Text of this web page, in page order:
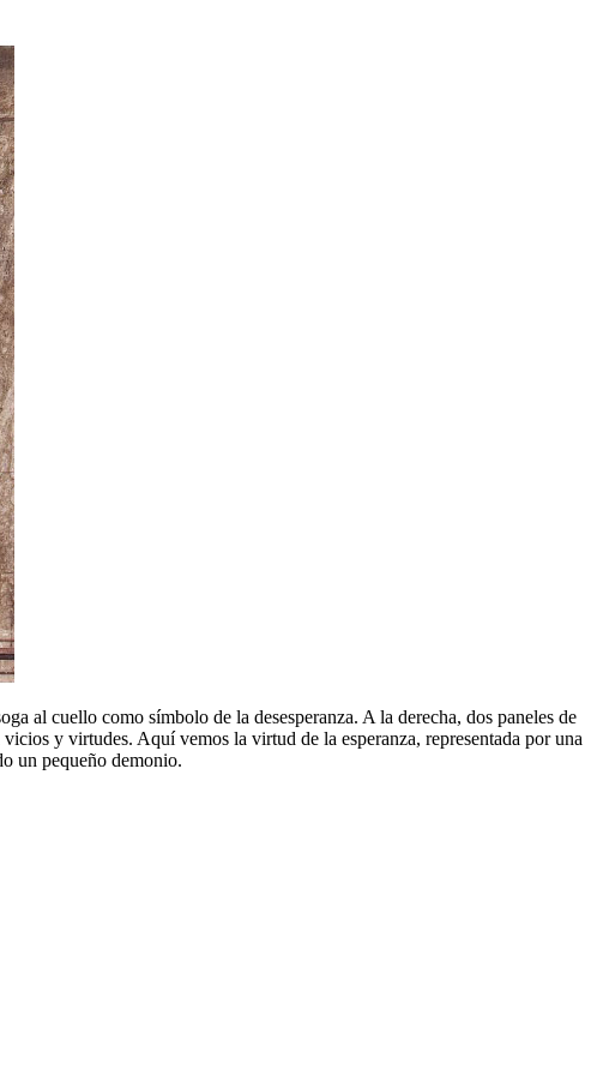
al cuello como símbolo de la desesperanza. A la derecha, dos paneles de
y virtudes. Aquí vemos la virtud de la esperanza, representada por una
un pequeño demonio.